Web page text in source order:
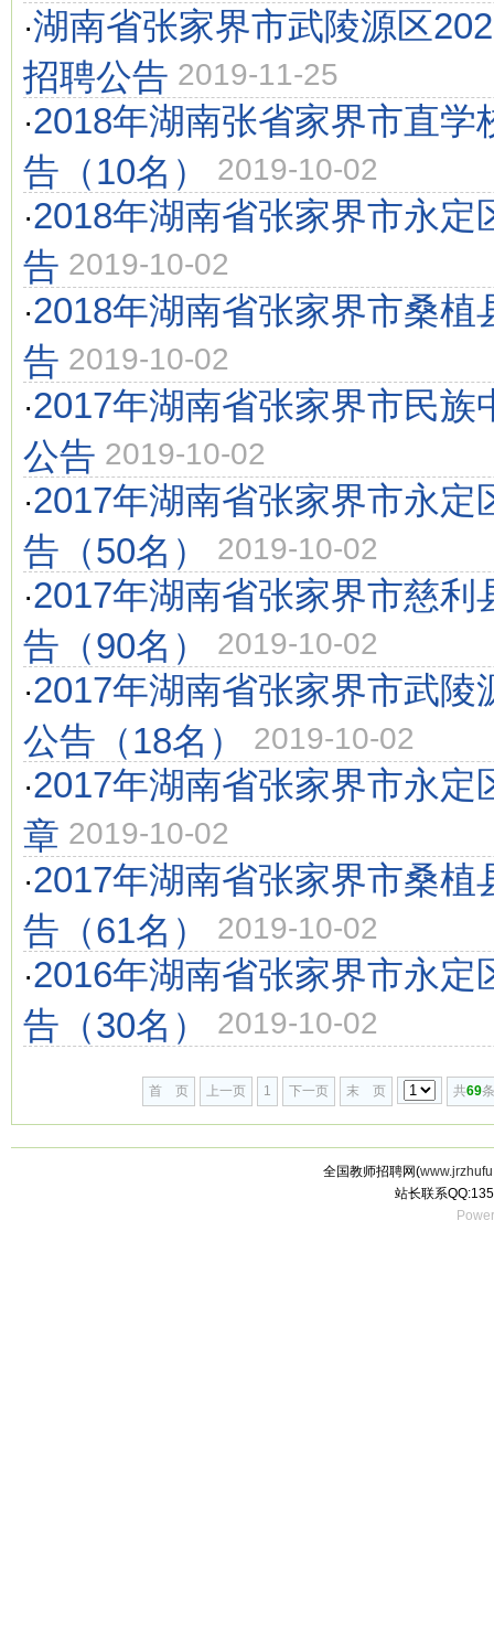
·湖南省张家界市武陵源区
招聘公告 2019-11-25
·2018年湖南张省家界市直学
告（10名）
2019-10-02
·2018年湖南省张家界市永定
告 2019-10-02
·2018年湖南省张家界市桑植
告 2019-10-02
·2017年湖南省张家界市民族
公告 2019-10-02
·2017年湖南省张家界市永定
告（50名）
2019-10-02
·2017年湖南省张家界市慈利
告（90名）
2019-10-02
·2017年湖南省张家界市武陵
公告（18名）
2019-10-02
·2017年湖南省张家界市永定
章 2019-10-02
·2017年湖南省张家界市桑植
告（61名）
2019-10-02
·2016年湖南省张家界市永定
告（30名） 2019-10-02
首 页 上一页 1 下一页 末 页 共69
全国教师招聘网(
站长联系